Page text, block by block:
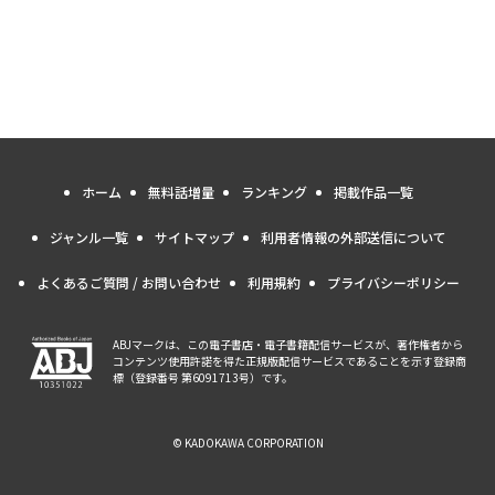
ホーム 無料話増量 ランキング 掲載作品一覧
ジャンル一覧 サイトマップ 利用者情報の外部送信について
よくあるご質問 / お問い合わせ 利用規約 プライバシーポリシー
ABJマークは、この電子書店・電子書籍配信サービスが、著作権者から
コンテンツ使用許諾を得た正規版配信サービスであることを示す登録商
標（登録番号 第6091713号）です。
© KADOKAWA CORPORATION